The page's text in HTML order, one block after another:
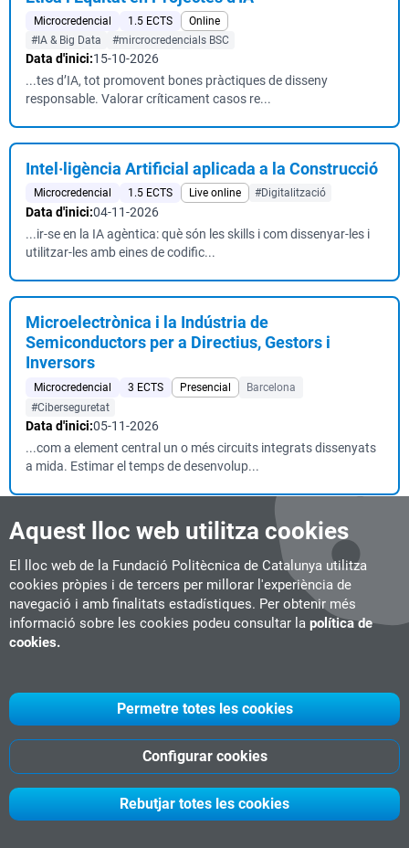
Aquest lloc web utilitza cookies
El lloc web de la Fundació Politècnica de Catalunya utilitza
cookies pròpies i de tercers per millorar l'experiència de
navegació i amb finalitats estadístiques. Per obtenir més
informació sobre les cookies podeu consultar la política de
cookies.
Rebutjar totes les cookies
Configurar cookies
Permetre totes les cookies
Microcredencial 1.5 ECTS
Online
#IA & Big Data
#mircrocredencials BSC
Data d'inici:15-10-2026
...tes d’IA, tot promovent bones pràctiques de disseny
responsable. Valorar críticament casos re...
Intel·ligència Artificial aplicada a la Construcció
Microcredencial 1.5 ECTS Live online #Digitalització
Data d'inici:04-11-2026
...ir-se en la IA agèntica: què són les skills i com dissenyar-les i
utilitzar-les amb eines de codific...
Microelectrònica i la Indústria de
Semiconductors per a Directius, Gestors i
Inversors
Microcredencial 3 ECTS Presencial
Barcelona
#Ciberseguretat
Data d'inici:05-11-2026
...com a element central un o més circuits integrats dissenyats
a mida. Estimar el temps de desenvolup...
Producció Virtual. Stagecrafting amb Unreal
Engine i Pantalles LED
Microcredencial 6 ECTS Semipresencial
Terrassa
#Videojocs
Data d'inici:14-11-2026
... de la planificació fins a la postproducció.Crear dissenys i
UX per a la Indústria dels Videojocs
6 ECTS Live online #Videojocs
Data d'inici:26-01-2027
...bilitat i perspectiva de gènere, adaptades als ecosistemes i
dinàmiques pròpies del videojoc.Aplicar...